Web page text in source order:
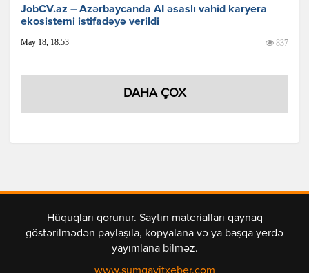
JobCV.az – Azərbaycanda AI əsaslı vahid karyera
ekosistemi istifadəyə verildi
May 18, 18:53 837
DAHA ÇOX
Hüquqları qorunur. Saytın materialları qaynaq
göstərilmədən paylaşıla, kopyalana və ya başqa yerdə
yayımlana bilməz.
www.sumqayitxeber.com